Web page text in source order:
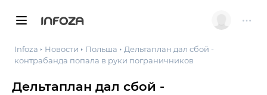
INFOZA
Infoza Новости Польша
Дельтаплан дал сбой -
контрабанда попала в руки пограничников
Дельтаплан дал сбой -